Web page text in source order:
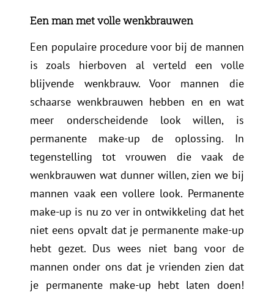
Een man met volle wenkbrauwen
Een populaire procedure voor bij de mannen
is zoals hierboven al verteld een volle
blijvende wenkbrauw. Voor mannen die
schaarse wenkbrauwen hebben en en wat
meer onderscheidende look willen, is
permanente make-up de oplossing. In
tegenstelling tot vrouwen die vaak de
wenkbrauwen wat dunner willen, zien we bij
mannen vaak een vollere look. Permanente
make-up is nu zo ver in ontwikkeling dat het
niet eens opvalt dat je permanente make-up
hebt gezet. Dus wees niet bang voor de
mannen onder ons dat je vrienden zien dat
je permanente make-up hebt laten doen!